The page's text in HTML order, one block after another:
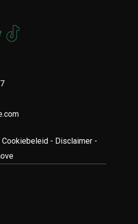
Cookiebeleid - Disclaimer -